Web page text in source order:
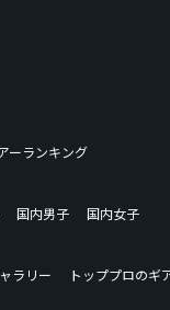
ーランキング
国内男子
国内女子
ラリー
トッププロのギ